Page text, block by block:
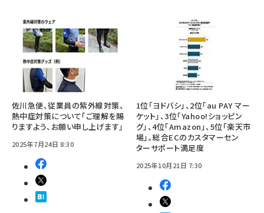
佐川急便、従業員の紫外線対策、
熱中症対策について「ご理解を賜
りますよう、お願い申し上げます」
2025年7月24日 8:30
1位「ヨドバシ」、2位「au PAY マー
ケット」、3位「Yahoo!ショッピン
グ」、4位「Amazon」、5位「楽天市
場」。総合ECのカスタマーセン
ターサポート満足度
2025年10月21日 7:30